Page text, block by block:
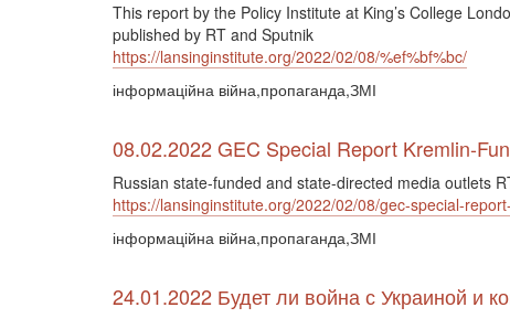
This report by the Policy Institute at King’s College
published by RT and Sputnik
https://lansinginstitute.org/2022/02/08/%ef%bf%bc/
інформаційна війна,пропаганда,ЗМІ
08.02.2022 GEC Special Report Kremlin-
Russian state-funded and state-directed media outlets
https://lansinginstitute.org/2022/02/08/gec-special-
інформаційна війна,пропаганда,ЗМІ
24.01.2022 Будет ли война с Украиной и